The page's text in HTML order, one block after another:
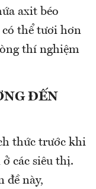
axit béo
có thể tươi hơn
thí nghiệm
ĐẾN
thức trước khi
các siêu thị.
đề này,